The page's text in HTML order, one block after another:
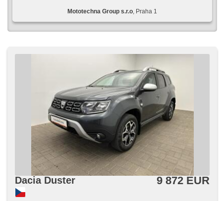
Mototechna Group s.r.o , Praha 1
Dacia Duster 9 872 EUR